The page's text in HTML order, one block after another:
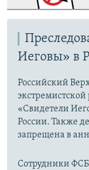
Иеговы» в
Российский
«Свидетели
России. Также
запрещена в
Сотрудники ФСБ